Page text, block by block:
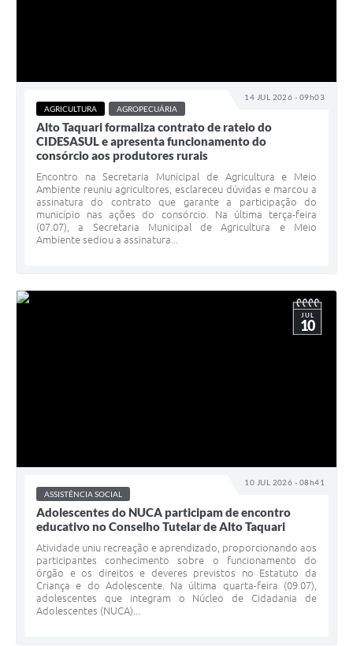
14 JUL 2026 - 09h03
AGRICULTURA
AGROPECUÁRIA
Alto Taquari formaliza contrato de rateio do
CIDESASUL e apresenta funcionamento do
consórcio aos produtores rurais
Encontro na Secretaria Municipal de Agricultura e Meio
Ambiente reuniu agricultores, esclareceu dúvidas e marcou a
assinatura do contrato que garante a participação do
município nas ações do consórcio. Na última terça-feira
(07.07), a Secretaria Municipal de Agricultura e Meio
Ambiente sediou a assinatura...
10 JUL 2026 - 08h41
JUL
10
ASSISTÊNCIA SOCIAL
Adolescentes do NUCA participam de encontro
educativo no Conselho Tutelar de Alto Taquari
Atividade uniu recreação e aprendizado, proporcionando aos
participantes conhecimento sobre o funcionamento do
órgão e os direitos e deveres previstos no Estatuto da
Criança e do Adolescente. Na última quarta-feira (09.07),
adolescentes que integram o Núcleo de Cidadania de
Adolescentes (NUCA)...